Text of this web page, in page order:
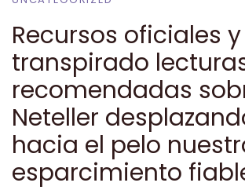
Recursos oficiales
transpirado
recomendadas
Neteller
hacia el pelo
esparcimiento